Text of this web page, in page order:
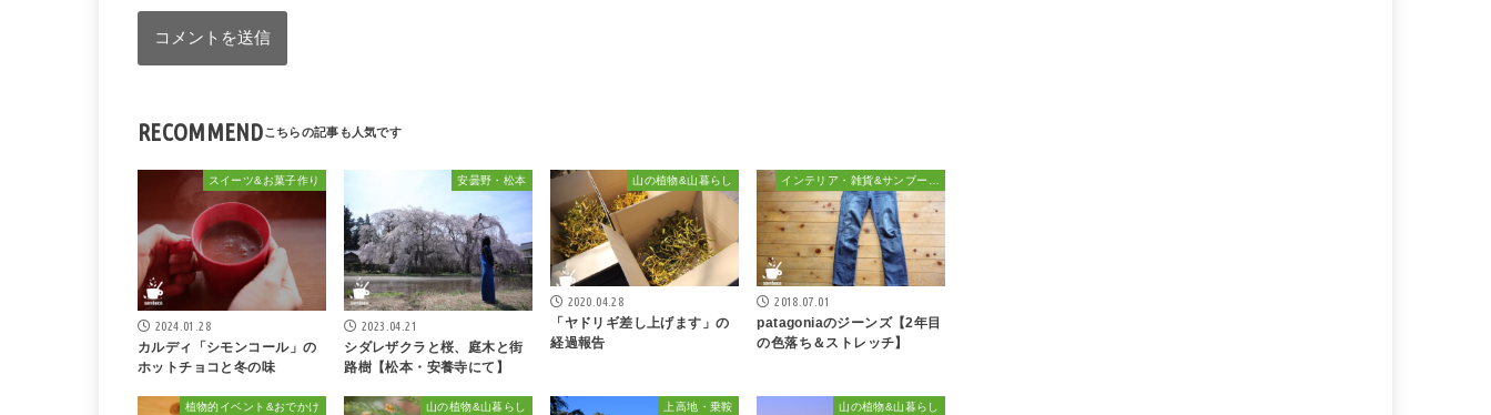
RECOMMEND
スイーツ&お菓子作り
2024.01.28
カルディ「シモンコール」の
ホットチョコと冬の味
安曇野・松本
2023.04.21
シダレザクラと桜、庭木と街
路樹【松本・安養寺にて】
山の植物&山暮らし
2020.04.28
「ヤドリギ差し上げます」の
経過報告
2018.07.01
patagoniaのジーンズ【2年目
の色落ち＆ストレッチ】
植物的イベント&おでかけ 山の植物&山暮らし 上高地・乗鞍 山の植物&山暮らし